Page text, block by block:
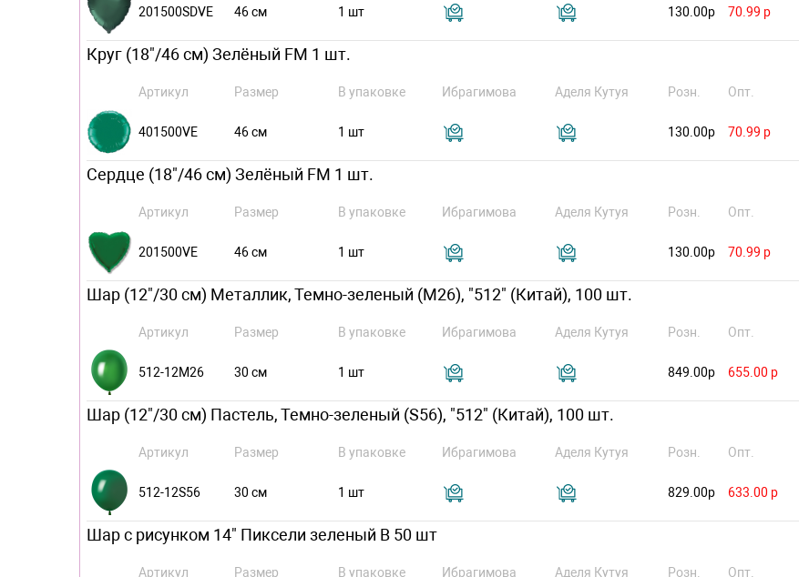
201500SDVE 46 см 1 шт 130.00р 70.99 р
Круг (18"/46 см) Зелёный FM 1 шт.
Артикул Размер В упаковке Ибрагимова Аделя Кутуя Розн. Опт.
401500VE 46 см 1 шт 130.00р 70.99 р
Сердце (18"/46 см) Зелёный FM 1 шт.
Артикул Размер В упаковке Ибрагимова Аделя Кутуя Розн. Опт.
201500VE 46 см 1 шт 130.00р 70.99 р
Шар (12"/30 см) Металлик, Темно-зеленый (M26), "512" (Китай), 100 шт.
Артикул Размер В упаковке Ибрагимова Аделя Кутуя Розн. Опт.
512-12M26 30 см 1 шт 849.00р 655.00 р
Шар (12"/30 см) Пастель, Темно-зеленый (S56), "512" (Китай), 100 шт.
Артикул Размер В упаковке Ибрагимова Аделя Кутуя Розн. Опт.
512-12S56 30 см 1 шт 829.00р 633.00 р
Шар с рисунком 14" Пиксели зеленый B 50 шт
Артикул Размер В упаковке Ибрагимова Аделя Кутуя Розн. Опт.